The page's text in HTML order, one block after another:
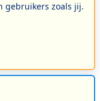
gebruikers zoals jij.